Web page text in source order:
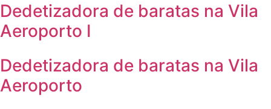
Dedetizadora de baratas na Vila
Aeroporto I
Dedetizadora de baratas na Vila
Aeroporto